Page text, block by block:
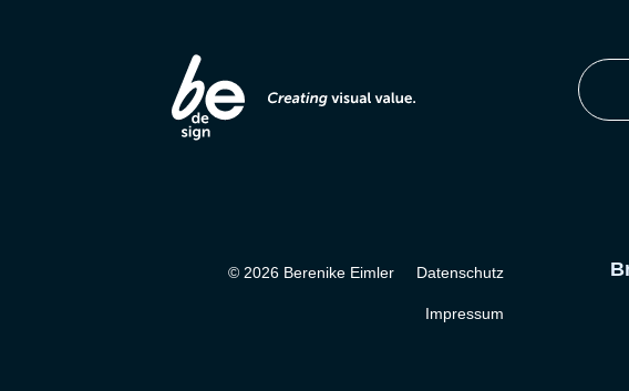
© 2026 Berenike Eimler Datenschutz
Impressum